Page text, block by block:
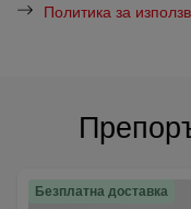
Безплатна доставка
Политика за